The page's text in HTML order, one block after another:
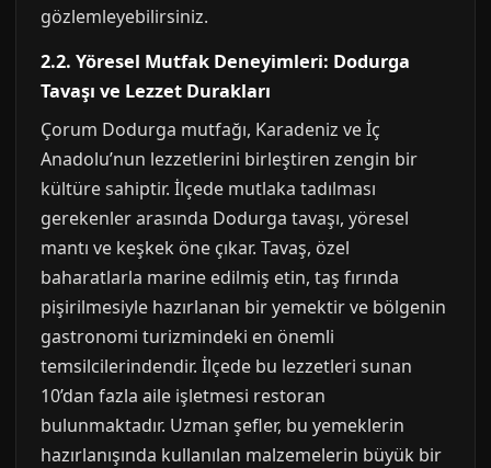
gözlemleyebilirsiniz.
2.2. Yöresel Mutfak Deneyimleri: Dodurga
Tavaşı ve Lezzet Durakları
Çorum Dodurga mutfağı, Karadeniz ve İç
Anadolu’nun lezzetlerini birleştiren zengin bir
kültüre sahiptir. İlçede mutlaka tadılması
gerekenler arasında Dodurga tavaşı, yöresel
mantı ve keşkek öne çıkar. Tavaş, özel
baharatlarla marine edilmiş etin, taş fırında
pişirilmesiyle hazırlanan bir yemektir ve bölgenin
gastronomi turizmindeki en önemli
temsilcilerindendir. İlçede bu lezzetleri sunan
10’dan fazla aile işletmesi restoran
bulunmaktadır. Uzman şefler, bu yemeklerin
hazırlanışında kullanılan malzemelerin büyük bir